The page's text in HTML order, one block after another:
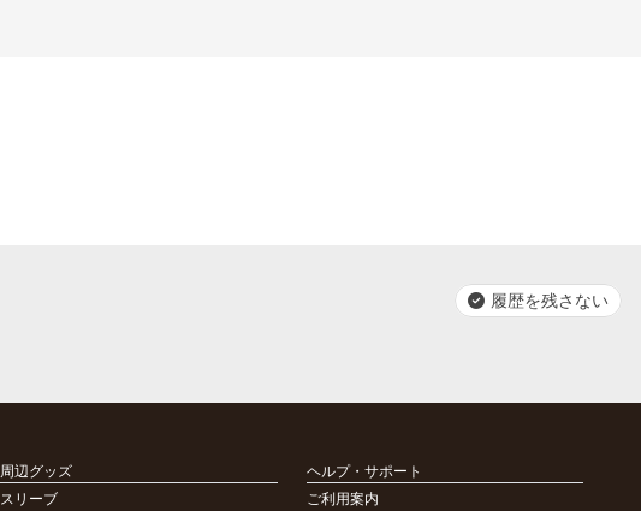
履歴を残さない
周辺グッズ
スリーブ
ヘルプ・サポート
ご利用案内